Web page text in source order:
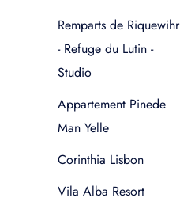
Remparts de Riquewihr
- Refuge du Lutin -
Studio
Appartement Pinede
Man Yelle
Corinthia Lisbon
Vila Alba Resort